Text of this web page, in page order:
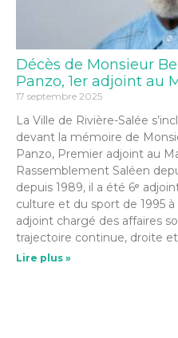
Décès de Monsieur
Panzo, 1er adjoint au
17 septembre 2025
La Ville de Rivière-Salée
devant la mémoire de
Panzo, Premier adjoint au
Rassemblement Saléen
depuis 1989, il a été 6ᵉ
culture et du sport de 1995
adjoint chargé des affaires
trajectoire continue, droite
Lire plus »